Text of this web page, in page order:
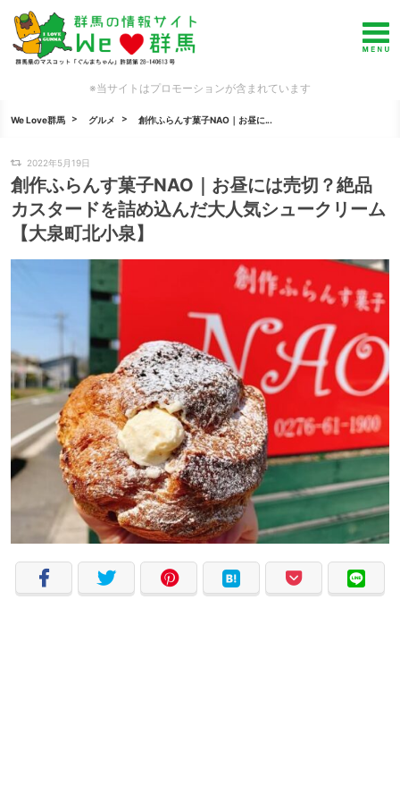
※当サイトはプロモーションが含まれています
We Love群馬 グルメ 創作ふらんす菓子NAO｜お昼に...
2022年5月19日
創作ふらんす菓子NAO｜お昼には売切？絶品
カスタードを詰め込んだ大人気シュークリーム
【大泉町北小泉】